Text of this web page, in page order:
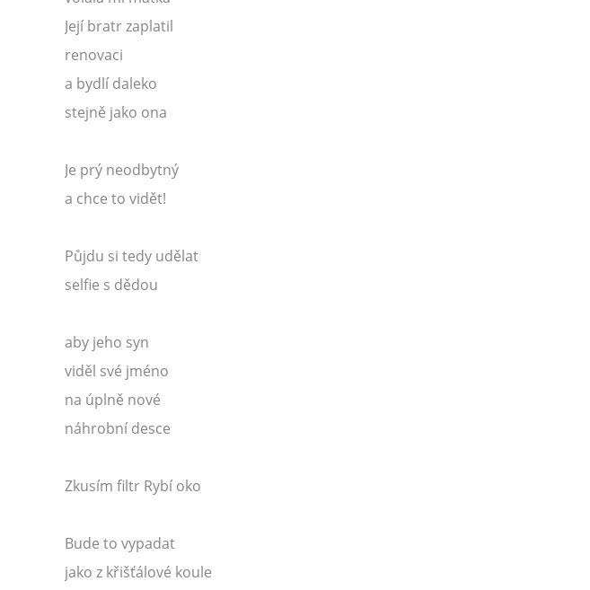
Její bratr zaplatil
renovaci
a bydlí daleko
stejně jako ona
Je prý neodbytný
a chce to vidět!
Půjdu si tedy udělat
selfie s dědou
aby jeho syn
viděl své jméno
na úplně nové
náhrobní desce
Zkusím filtr Rybí oko
Bude to vypadat
jako z křišťálové koule